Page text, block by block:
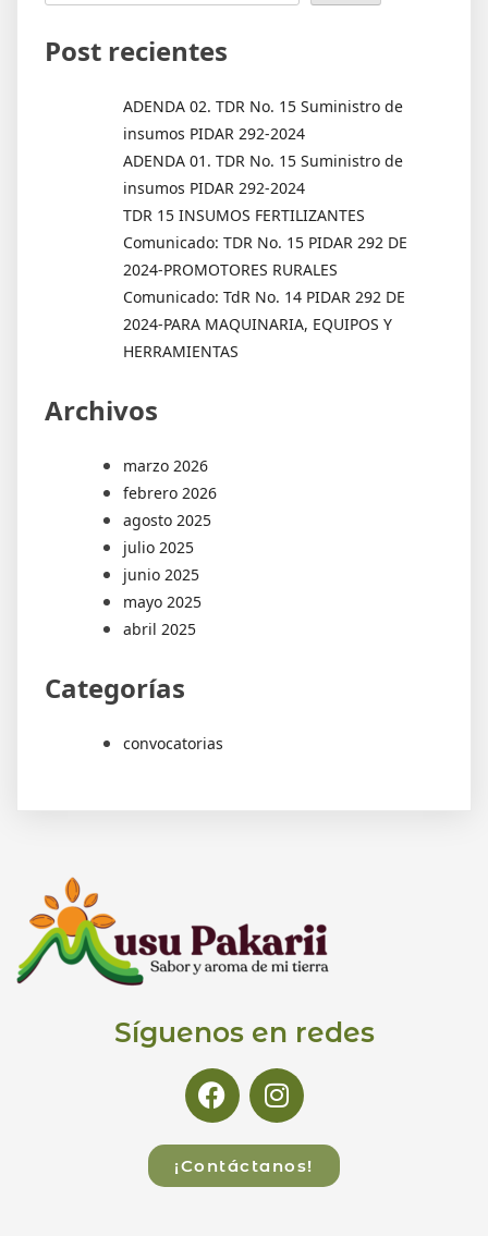
Post recientes
ADENDA 02. TDR No. 15 Suministro de
insumos PIDAR 292-2024
ADENDA 01. TDR No. 15 Suministro de
insumos PIDAR 292-2024
TDR 15 INSUMOS FERTILIZANTES
Comunicado: TDR No. 15 PIDAR 292 DE
2024-PROMOTORES RURALES
Comunicado: TdR No. 14 PIDAR 292 DE
2024-PARA MAQUINARIA, EQUIPOS Y
HERRAMIENTAS
Archivos
marzo 2026
febrero 2026
agosto 2025
julio 2025
junio 2025
mayo 2025
abril 2025
Categorías
convocatorias
Síguenos en redes
¡Contáctanos!